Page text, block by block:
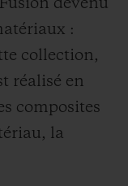
devenu
:
collection,
réalisé en
composites
la